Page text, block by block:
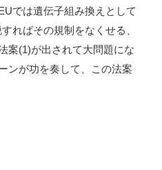
では遺伝子組み換えとして
ればその規制をなくせる、
案(1)が出されて大問題にな
ンが功を奏して、この法案